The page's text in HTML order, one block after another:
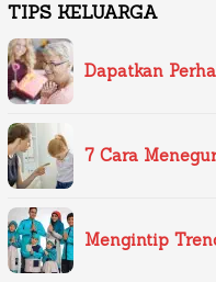
TIPS KELUARGA
Dapatkan
7 Cara
Mengintip